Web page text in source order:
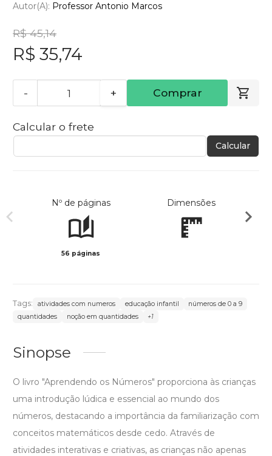
Autor(a): Professor Antonio Marcos
R$ 45,14
R$ 35,74
- + Comprar
Calcular o frete
Calcular
Nº de páginas
56 páginas
Dimensões
Tags: atividades com numeros educação infantil
números de 0 a 9
quantidades
noção em quantidades +1
Sinopse
O livro "Aprendendo os Números" proporciona às crianças
uma introdução lúdica e essencial ao mundo dos
números, destacando a importância da familiarização com
conceitos matemáticos desde cedo. Através de
atividades interativas e criativas, as crianças não apenas